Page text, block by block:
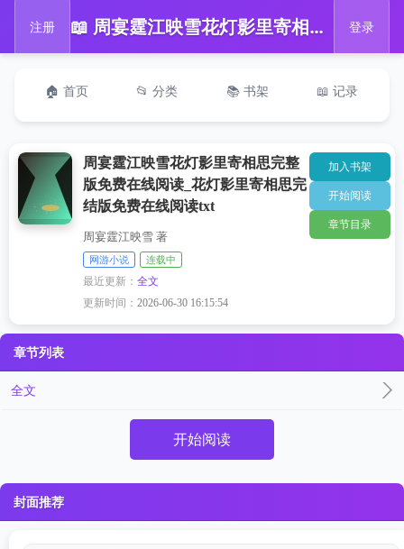
注册 📖 周宴霆江映雪花灯影里寄相思完整版免费在线阅读_花灯影里寄相思完结版免费在线阅读txt 登录
🏠 首页 📂 分类 📚 书架 📖 记录
周宴霆江映雪花灯影里寄相思完整
版免费在线阅读_花灯影里寄相思完
结版免费在线阅读txt
周宴霆江映雪 著
网游小说 连载中
最近更新：全文
更新时间：2026-06-30 16:15:54
加入书架
开始阅读
章节目录
章节列表
全文
开始阅读
封面推荐